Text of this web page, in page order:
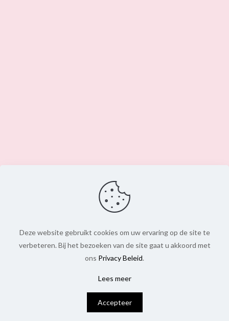
Deze website gebruikt cookies om uw ervaring op de site te
verbeteren. Bij het bezoeken van de site gaat u akkoord met
ons Privacy Beleid.
Lees meer
Accepteer